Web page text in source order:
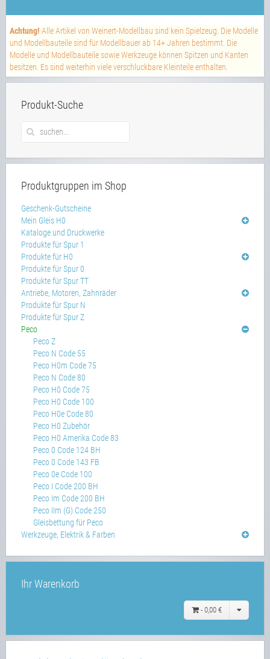
Achtung! Alle Artikel von Weinert-Modellbau sind kein Spielzeug. Die Modelle
und Modellbauteile sind für Modellbauer ab 14+ Jahren bestimmt. Die
Modelle und Modellbauteile sowie Werkzeuge können Spitzen und Kanten
besitzen. Es sind weiterhin viele verschluckbare Kleinteile enthalten.
Produkt-Suche
Produktgruppen im Shop
Geschenk-Gutscheine
Mein Gleis H0
Kataloge und Druckwerke
Produkte für Spur 1
Produkte für H0
Produkte für Spur 0
Produkte für Spur TT
Antriebe, Motoren, Zahnräder
Produkte für Spur N
Produkte für Spur Z
Peco
Peco Z
Peco N Code 55
Peco H0m Code 75
Peco N Code 80
Peco H0 Code 75
Peco H0 Code 100
Peco H0e Code 80
Peco H0 Zubehör
Peco H0 Amerika Code 83
Peco 0 Code 124 BH
Peco 0 Code 143 FB
Peco 0e Code 100
Peco I Code 200 BH
Peco Im Code 200 BH
Peco IIm (G) Code 250
Gleisbettung für Peco
Werkzeuge, Elektrik & Farben
Ihr Warenkorb
- 0,00 €